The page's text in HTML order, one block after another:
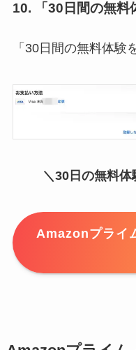
10. 「30日間の無料
「30日間の無料体験
＼30日の無料
Amazonプライ